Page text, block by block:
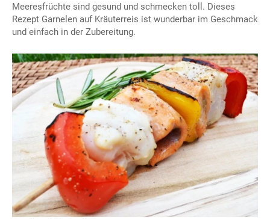
Meeresfrüchte sind gesund und schmecken toll. Dieses
Rezept Garnelen auf Kräuterreis ist wunderbar im Geschmack
und einfach in der Zubereitung.